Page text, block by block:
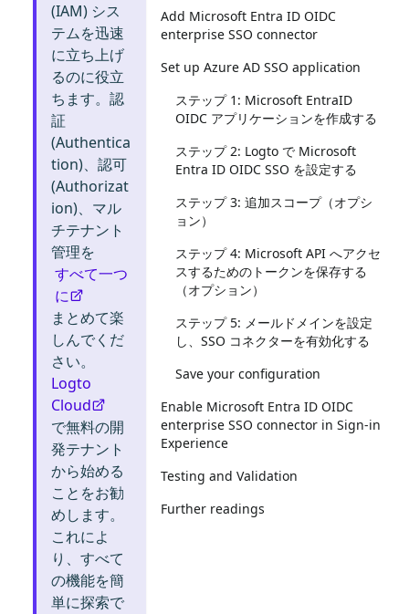
(IAM) シス
テムを迅速
に立ち上げ
るのに役立
ちます。認
証
(Authentica
tion)、認可
(Authorizat
ion)、マル
チテナント
管理を
すべて一つ
に
まとめて楽
しんでくだ
さい。
Logto
Cloud
で無料の開
発テナント
から始める
ことをお勧
めします。
これによ
り、すべて
の機能を簡
単に探索で
Add Microsoft Entra ID OIDC
enterprise SSO connector
Set up Azure AD SSO application
ステップ 1: Microsoft EntraID
OIDC アプリケーションを作成する
ステップ 2: Logto で Microsoft
Entra ID OIDC SSO を設定する
ステップ 3: 追加スコープ（オプシ
ョン）
ステップ 4: Microsoft API へアクセ
スするためのトークンを保存する
（オプション）
ステップ 5: メールドメインを設定
し、SSO コネクターを有効化する
Save your configuration
Enable Microsoft Entra ID OIDC
enterprise SSO connector in Sign-in
Experience
Testing and Validation
Further readings